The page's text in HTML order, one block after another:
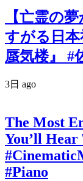
【亡霊の
すがる日
蜃気楼』 #
3日 ago
The Most
You’ll Hear
#Piano